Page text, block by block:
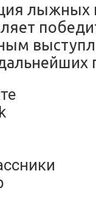
лыжных